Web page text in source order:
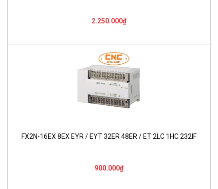
2.250.000₫
FX2N-16EX 8EX EYR / EYT 32ER 48ER / ET 2LC 1HC 232IF
900.000₫